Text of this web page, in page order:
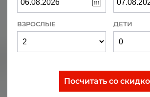
ВЗРОСЛЫЕ ДЕТИ
Посчитать со